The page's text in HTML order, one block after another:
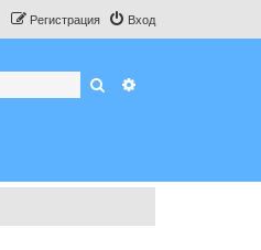
Вход
Регистрация
Поиск